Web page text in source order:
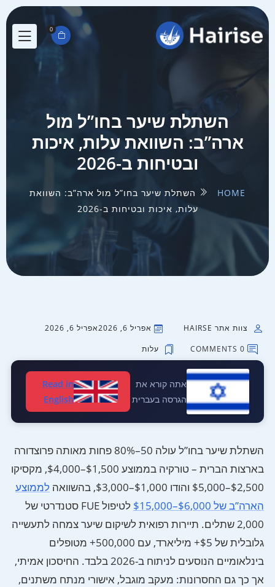
0
השתלת שיער בחו”ל מול
ארה”ב: השוואת עלות, איכות
ובטיחות ב-2026
HOME
השתלת שיער בחו”ל מול ארה”ב: השוואת
עלות, איכות ובטיחות ב-2026
צוות אתר HAIRSE אפריל 6, 2026
אפריל 6, 2026
0 COMMENTS
עלות
אתה קורא את
הגרסה בעברית
Read in
English
השתלת שיער בחו”ל עולה 50–80% פחות מאותה פרוצדורה
בארצות הברית – טורקיה בממוצע $1,500–$4,000, מקסיקו
$2,500–$5,000 והודו $1,000–$3,000, בהשוואה
לממוצע
הארה”ב של $6,000–$15,000
לטיפול FUE סטנדרטי של
2,000 שתלים. תיירות רפואית לשיקום שיער צמחה לתעשייה
גלובלית של $5+ מיליארד, עם 500,000+ מטופלים
בינלאומיים הנוסעים לניתוח ב-2026 בלבד. החיסכון אמיתי,
אך כך גם החסרונות: מעקב מוגבל, אישורי מנתח משתנים,